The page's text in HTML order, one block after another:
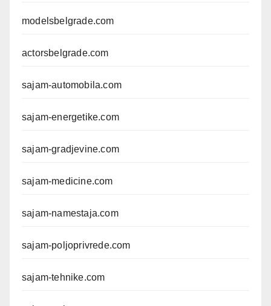
modelsbelgrade.com
actorsbelgrade.com
sajam-automobila.com
sajam-energetike.com
sajam-gradjevine.com
sajam-medicine.com
sajam-namestaja.com
sajam-poljoprivrede.com
sajam-tehnike.com